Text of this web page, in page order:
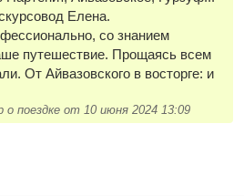
Елена.
со знанием
путешествие. Прощаясь всем
От Айвазовского в восторге: и
поездке от 10 июня 2024 13:09